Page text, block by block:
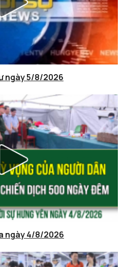
ngày 5/8/2026
ngày 4/8/2026